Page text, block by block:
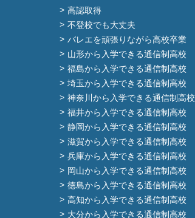
高認取得
不登校でも大丈夫
バレエを頑張りながら高校卒業
山形から入学できる通信制高校
福島から入学できる通信制高校
埼玉から入学できる通信制高校
神奈川から入学できる通信制高校
福井から入学できる通信制高校
静岡から入学できる通信制高校
滋賀から入学できる通信制高校
兵庫から入学できる通信制高校
岡山から入学できる通信制高校
徳島から入学できる通信制高校
高知から入学できる通信制高校
大分から入学できる通信制高校